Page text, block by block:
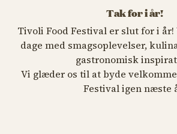
Tak for i år!
Tivoli Food Festival er slut for i
dage med smagsoplevelser,
gastronomisk
Vi glæder os til at byde
Festival igen næste